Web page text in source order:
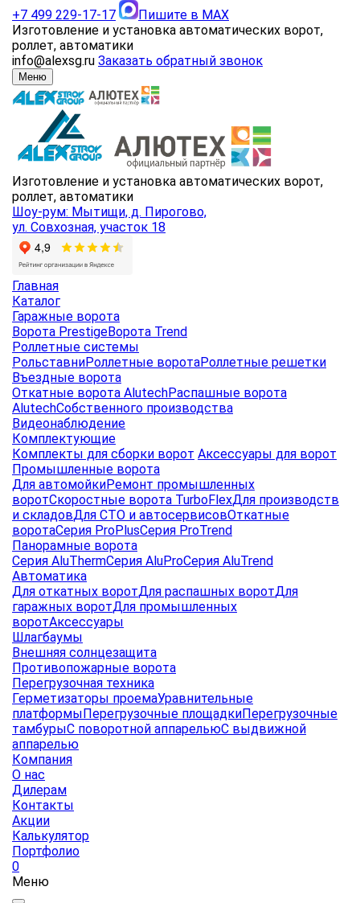
+7 499 229-17-17
Пишите в MAX
Изготовление и установка автоматических ворот,
роллет, автоматики
info@alexsg.ru Заказать обратный звонок
Меню
Изготовление и установка автоматических ворот,
роллет, автоматики
Шоу-рум: Мытищи, д. Пирогово,
ул. Совхозная, участок 18
Главная
Каталог
Гаражные ворота
Ворота PrestigeВорота Trend
Роллетные системы
РольставниРоллетные воротаРоллетные решетки
Въездные ворота
Откатные ворота AlutechРаспашные ворота
AlutechСобственного производства
Видеонаблюдение
Комплектующие
Комплекты для сборки ворот Аксессуары для ворот
Промышленные ворота
Для автомойкиРемонт промышленных
воротСкоростные ворота TurboFlexДля производств
и складовДля СТО и автосервисовОткатные
воротаСерия ProPlusСерия ProTrend
Панорамные ворота
Серия AluThermСерия AluProСерия AluTrend
Автоматика
Для откатных воротДля распашных воротДля
гаражных воротДля промышленных
воротАксессуары
Шлагбаумы
Внешняя солнцезащита
Противопожарные ворота
Перегрузочная техника
Герметизаторы проемаУравнительные
платформыПерегрузочные площадкиПерегрузочные
тамбурыС поворотной аппарельюС выдвижной
аппарелью
Компания
О нас
Дилерам
Контакты
Акции
Калькулятор
Портфолио
0
Меню